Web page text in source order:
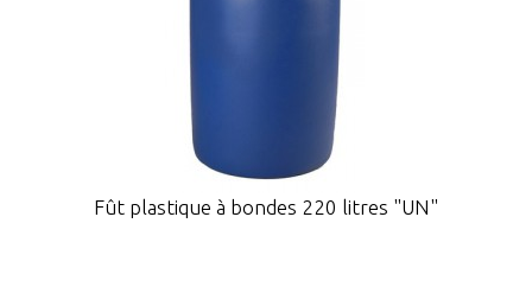
Fût plastique à bondes 220 litres "UN"